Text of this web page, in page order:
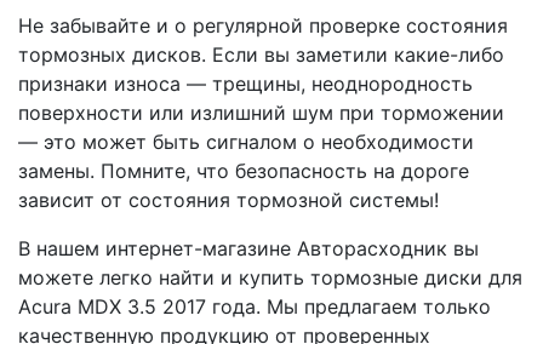
Не забывайте и о регулярной проверке состояния
тормозных дисков. Если вы заметили какие-либо
признаки износа — трещины, неоднородность
поверхности или излишний шум при торможении
— это может быть сигналом о необходимости
замены. Помните, что безопасность на дороге
зависит от состояния тормозной системы!
В нашем интернет-магазине Авторасходник вы
можете легко найти и купить тормозные диски для
Acura MDX 3.5 2017 года. Мы предлагаем только
качественную продукцию от проверенных